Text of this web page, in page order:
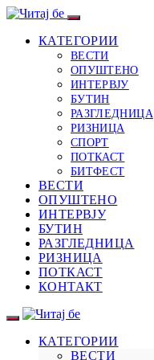
КАТЕГОРИИ
ВЕСТИ
ОПУШТЕНО
ИНТЕРВЈУ
БУТИН
РАЗГЛЕДНИЦА
РИЗНИЦА
СПОРТ
ПОТКАСТ
БИТФЕСТ
ВЕСТИ
ОПУШТЕНО
ИНТЕРВЈУ
БУТИН
РАЗГЛЕДНИЦА
РИЗНИЦА
ПОТКАСТ
КОНТАКТ
КАТЕГОРИИ
ВЕСТИ